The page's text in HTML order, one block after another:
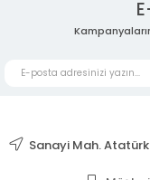
Sanayi Mah. Atatürk